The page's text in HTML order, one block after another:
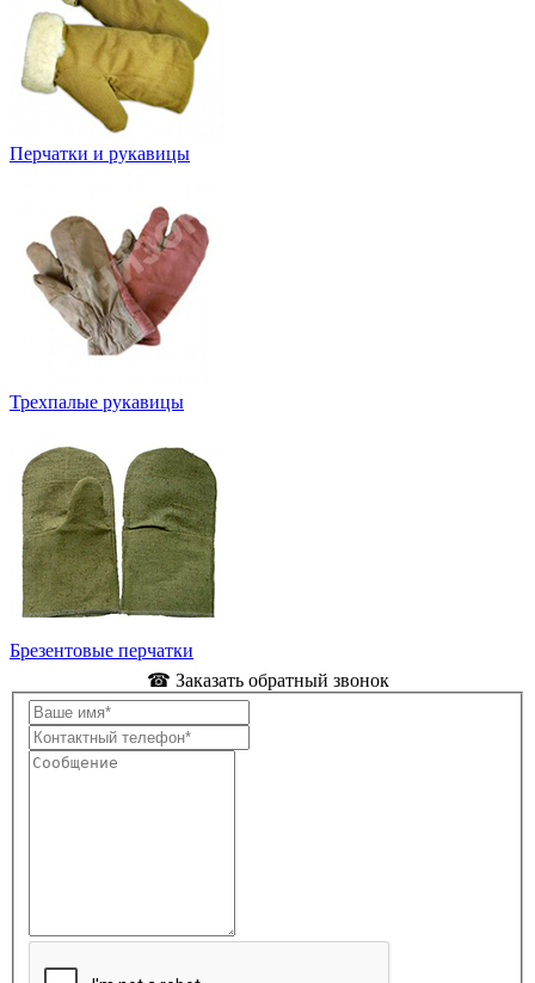
Перчатки и рукавицы
Трехпалые рукавицы
Брезентовые перчатки
☎ Заказать обратный звонок